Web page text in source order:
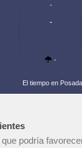
-
-
-
El tiempo en
podría